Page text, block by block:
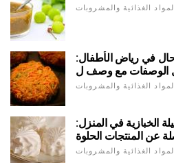
الغذائية والمشروبات
في رياض الأطفال:
الوصفات مع وصف ل
الغذائية والمشروبات
الخبازية في المنزل:
عن المنتجات الحلوة
الغذائية والمشروبات